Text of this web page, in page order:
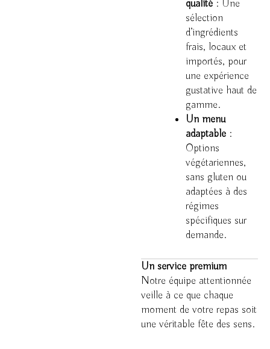
qualité : Une
sélection
d’ingrédients
frais, locaux et
importés, pour
une expérience
gustative haut de
gamme.
Un menu
adaptable :
Options
végétariennes,
sans gluten ou
adaptées à des
régimes
spécifiques sur
demande.
Un service premium
Notre équipe attentionnée
veille à ce que chaque
moment de votre repas soit
une véritable fête des sens.